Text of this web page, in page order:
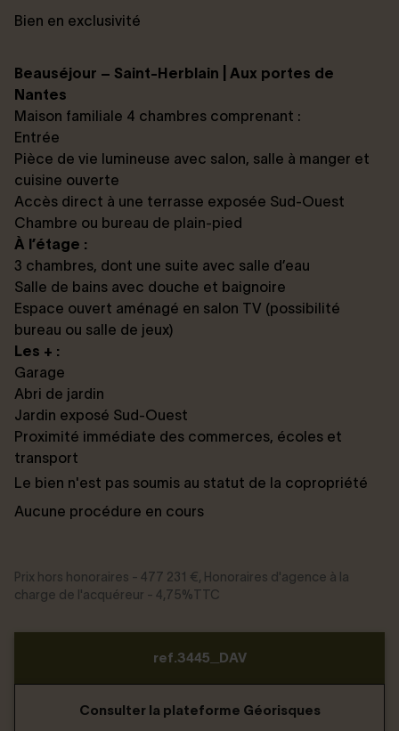
Bien en exclusivité
Beauséjour – Saint-Herblain | Aux portes de
Nantes
Maison familiale 4 chambres comprenant :
Entrée
Pièce de vie lumineuse avec salon, salle à manger et
cuisine ouverte
Accès direct à une terrasse exposée Sud-Ouest
Chambre ou bureau de plain-pied
À l’étage :
3 chambres, dont une suite avec salle d’eau
Salle de bains avec douche et baignoire
Espace ouvert aménagé en salon TV (possibilité
bureau ou salle de jeux)
Les + :
Garage
Abri de jardin
Jardin exposé Sud-Ouest
Proximité immédiate des commerces, écoles et
transport
Le bien n'est pas soumis au statut de la copropriété
Aucune procédure en cours
Prix hors honoraires - 477 231 €, Honoraires d'agence à la
charge de l'acquéreur - 4,75%TTC
ref.3445_DAV
Consulter la plateforme Géorisques